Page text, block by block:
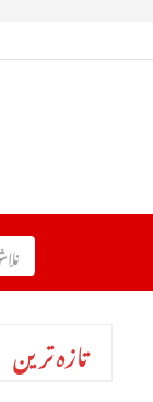
تازہ ترین